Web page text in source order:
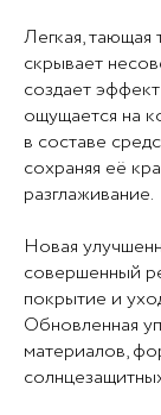
Легкая, тающая
скрывает
создает
ощущается на
в составе
сохраняя её
разглаживание.
Новая
совершенный
покрытие и
Обновленная
материалов,